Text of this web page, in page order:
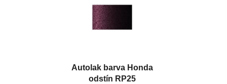
Autolak barva Honda
odstín RP25